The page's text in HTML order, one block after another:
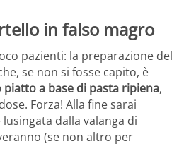
in falso magro
pazienti: la preparazione del
se non si fosse capito, è
piatto a base di pasta ripiena,
Forza! Alla fine sarai
dalla valanga di
(se non altro per